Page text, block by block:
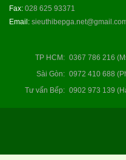
Fax: 028 625 93371
Email:
TP HCM: 0367 786 216
Sài Gòn: 0972 410 688
Tư vấn Bếp: 0902 973 139